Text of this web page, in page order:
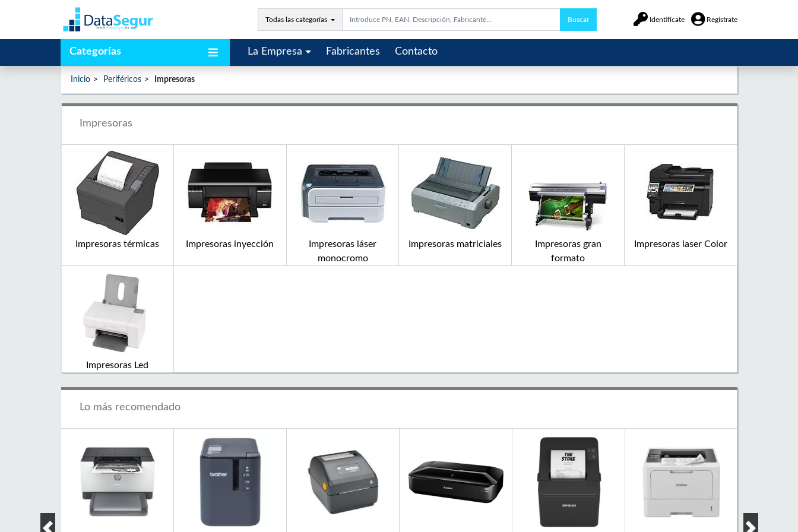
Todas las categorías Buscar Identifícate Regístrate
Categorías La Empresa Fabricantes Contacto
Inicio Periféricos Impresoras
Impresoras
Impresoras térmicas Impresoras inyección
Impresoras láser
monocromo
Impresoras matriciales
Impresoras gran
formato
Impresoras laser Color
Impresoras Led
Lo más recomendado